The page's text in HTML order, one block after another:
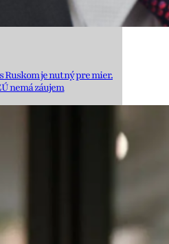
Ruskom je nutný pre mier.
nemá záujem